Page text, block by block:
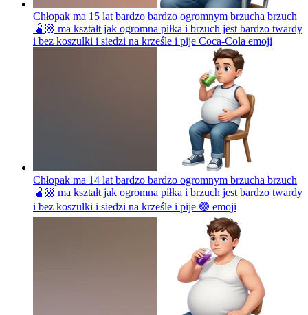
Chłopak ma 15 lat bardzo bardzo ogromnym brzucha brzuch
🫄🏼 ma kształt jak ogromna piłka i brzuch jest bardzo twardy
i bez koszulki i siedzi na krześle i pije Coca-Cola emoji
Chłopak ma 14 lat bardzo bardzo ogromnym brzucha brzuch
🫄🏼 ma kształt jak ogromna piłka i brzuch jest bardzo twardy
i bez koszulki i siedzi na krześle i pije 🟣 emoji